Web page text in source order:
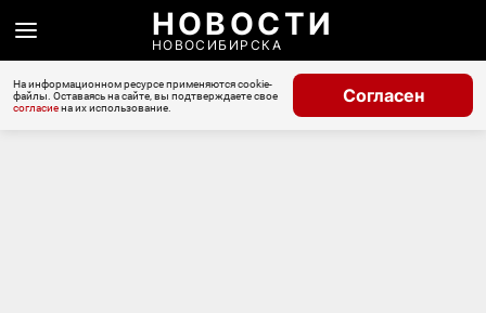
НОВОСТИ
НОВОСИБИРСКА
На информационном ресурсе применяются cookie-
файлы. Оставаясь на сайте, вы подтверждаете свое
согласиена их использование.
Согласен